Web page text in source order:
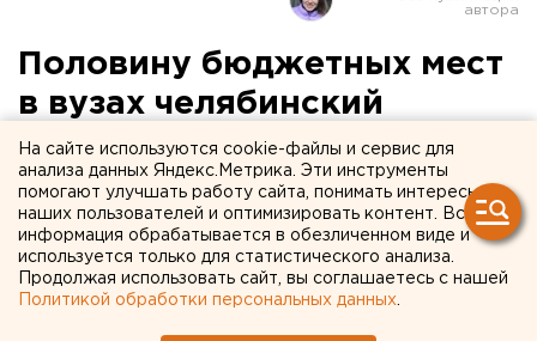
Половину бюджетных мест
в вузах челябинский
депутат Госдумы
предложил отдать
украинским студентам
На сайте используются cookie-файлы и сервис для
анализа данных Яндекс.Метрика. Эти инструменты
помогают улучшать работу сайта, понимать интересы
наших пользователей и оптимизировать контент. Вся
информация обрабатывается в обезличенном виде и
используется только для статистического анализа.
Продолжая использовать сайт, вы соглашаетесь с нашей
Политикой обработки персональных данных